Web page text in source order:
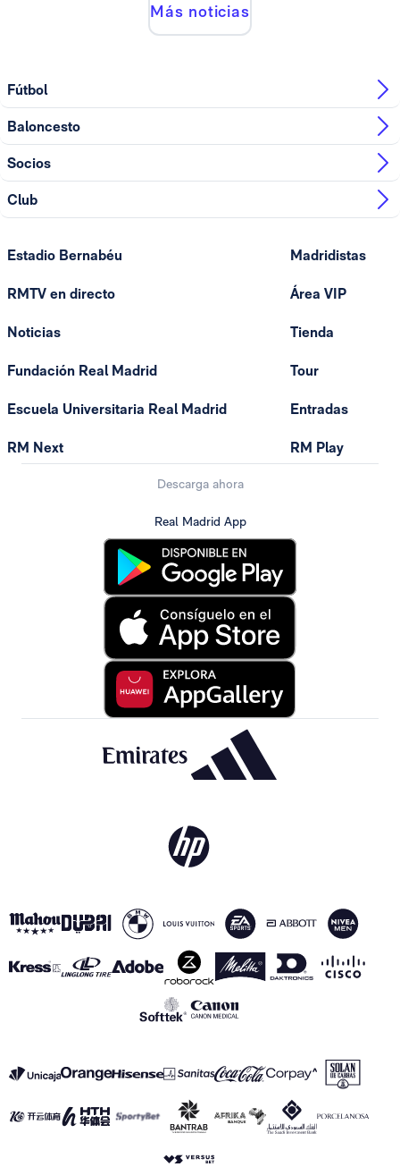
Más noticias
Fútbol
Baloncesto
Socios
Club
Estadio Bernabéu
RMTV en directo
Noticias
Fundación Real Madrid
Escuela Universitaria Real Madrid
RM Next
Madridistas
Área VIP
Tienda
Tour
Entradas
RM Play
Descarga ahora
Real Madrid App